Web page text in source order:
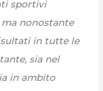
sportivi
nonostante
in tutte le
sia nel
in ambito